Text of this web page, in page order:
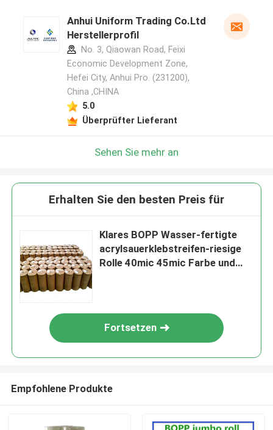
Anhui Uniform Trading Co.Ltd
Herstellerprofil
No. 3, Qiaowan Road, Feixi
Economic Development Zone,
Hefei City, Anhui Pro. (231200),
China ,CHINA
5.0
Überprüfter Lieferant
Sehen Sie mehr an
Erhalten Sie den besten Preis für
Klares BOPP Wasser-fertigte
acrylsauerklebstreifen-riesige
Rolle 40mic 45mic Farbe und
Fortsetzen
Empfohlene Produkte